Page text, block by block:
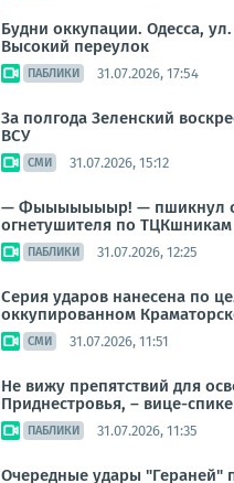
Будни оккупации. Одесса,
Высокий переулок
ПАБЛИКИ 31.07.2026, 17:54
За полгода Зеленский
ВСУ
СМИ 31.07.2026, 15:12
— Фыыыыыыыр! — пшикнул
огнетушителя по ТЦКшникам
ПАБЛИКИ 31.07.2026, 12:25
Серия ударов нанесена по
оккупированном
СМИ 31.07.2026, 11:51
Не вижу препятствий для
Приднестровья, – вице-
ПАБЛИКИ 31.07.2026, 11:35
Очередные удары "Гераней"